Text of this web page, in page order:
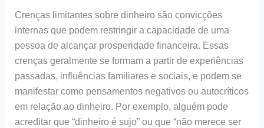
Crenças limitantes sobre dinheiro são convicções
internas que podem restringir a capacidade de uma
pessoa de alcançar prosperidade financeira. Essas
crenças geralmente se formam a partir de experiências
passadas, influências familiares e sociais, e podem se
manifestar como pensamentos negativos ou autocríticos
em relação ao dinheiro. Por exemplo, alguém pode
acreditar que “dinheiro é sujo” ou que “não merece ser